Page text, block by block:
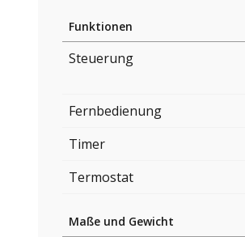
Funktionen
Steuerung
Fernbedienung
Timer
Termostat
Maße und Gewicht